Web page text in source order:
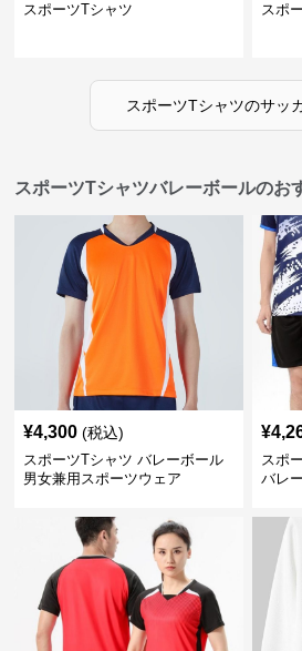
スポーツTシャツ スポ
スポーツTシャツのサッ
スポーツTシャツバレーボールのお
¥4,300 (税込)
スポーツTシャツ バレーボール
男女兼用スポーツウェア
¥
スポ
バレ